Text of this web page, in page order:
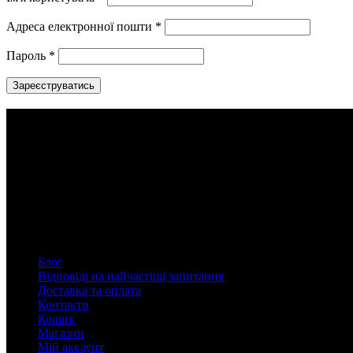
Адреса електронної пошти *
Пароль *
Зареєструватись
Блог
Відповіді на найчастіші запитання
Доставка та оплата
Контакти
Кошик
Магазин
Мій аккаунт